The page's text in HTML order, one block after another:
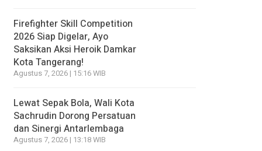
Firefighter Skill Competition
2026 Siap Digelar, Ayo
Saksikan Aksi Heroik Damkar
Kota Tangerang!
Agustus 7, 2026 | 15:16 WIB
Lewat Sepak Bola, Wali Kota
Sachrudin Dorong Persatuan
dan Sinergi Antarlembaga
Agustus 7, 2026 | 13:18 WIB